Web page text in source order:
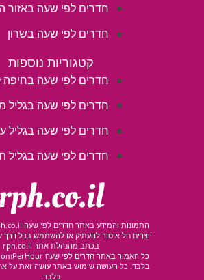
חדרים לפי שעה באזור
חדרים לפי שעה בשרון
קטגוריות נוספות
חדרים לפי שעה בחיפה
חדרים לפי שעה בגליל
חדרים לפי שעה בגליל
חדרים לפי שעה בגליל
rph.co.il
יוצרים חל איסור להעתיק או להשתמש בכל דרך
בכתב מהנהלת אתר rph.co.il
בלבד. כל העושה שימוש באתר עושה זאת על
בלבד.